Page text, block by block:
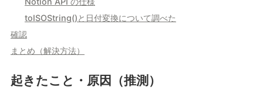
toISOString()と日付変換について調べた
確認
まとめ（解決方法）
起きたこと・原因（推測）